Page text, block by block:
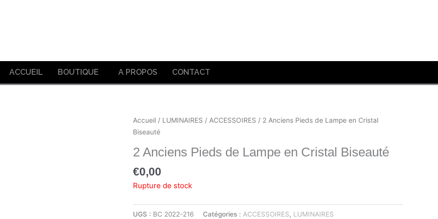
ACCUEIL BOUTIQUE A PROPOS CONTACT
Accueil / LUMINAIRES / ACCESSOIRES / 2 Anciens Pieds de Lampe en Cristal
Biseauté
2 Anciens Pieds de Lampe en Cristal Biseauté
€0,00
Rupture de stock
UGS : BC 2022-216 Catégories : ACCESSOIRES, LUMINAIRES